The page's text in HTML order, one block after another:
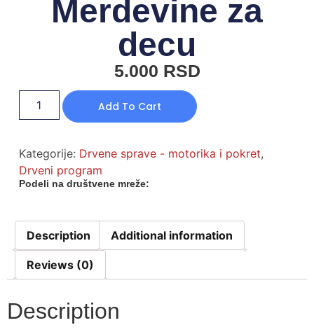
Merdevine za
decu
5.000 RSD
Add To Cart
Kategorije: Drvene sprave - motorika i pokret,
Drveni program
Podeli na društvene mreže:
Description Additional information
Reviews (0)
Description